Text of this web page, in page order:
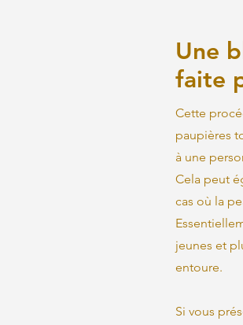
Une
faite
Cette
paupières
à une
Cela peut
cas où la
jeunes et
entoure.
Si vous